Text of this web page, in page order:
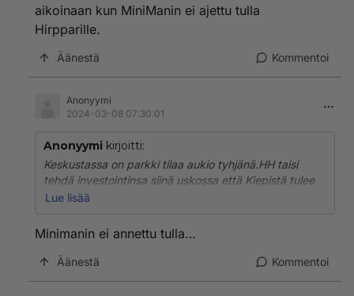
aikoinaan kun MiniManin ei ajettu tulla
Hirpparille.
Äänestä Kommentoi
Anonyymi
2024-03-08 07:30:01
Anonyymi kirjoitti:
Keskustassa on parkki tilaa aukio tyhjänä.HH taisi
tehdä investointinsa siinä uskossa että Kiepistä tulee
joku liikekeskus. suurin virhe oli aikoinaan kun
Lue lisää
Minimanin ei annettu tulla…
Äänestä Kommentoi